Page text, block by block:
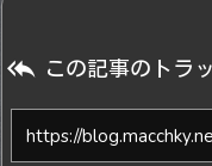
 この記事のトラ